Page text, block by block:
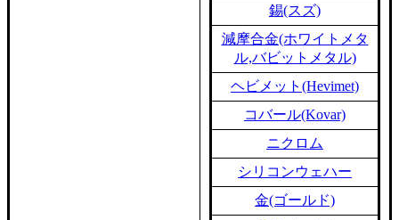
錫(スズ)
減摩合金(ホワイトメタ
ル,バビットメタル)
ヘビメット(Hevimet)
コバール(Kovar)
ニクロム
シリコンウェハー
金(ゴールド)